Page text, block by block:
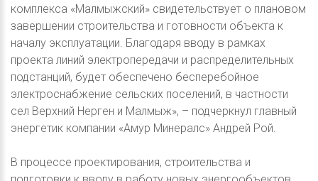
комплекса «Малмыжский» свидетельствует о плановом
завершении строительства и готовности объекта к
началу эксплуатации. Благодаря вводу в рамках
проекта линий электропередачи и распределительных
подстанций, будет обеспечено бесперебойное
электроснабжение сельских поселений, в частности
сел Верхний Нерген и Малмыж», – подчеркнул главный
энергетик компании «Амур Минералс» Андрей Рой.
В процессе проектирования, строительства и